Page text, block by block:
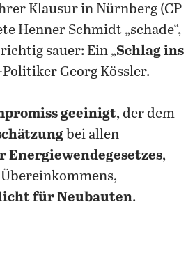
Klausur in Nürnberg (CP
Henner Schmidt „schade“,
sauer: Ein „Schlag ins
Politiker Georg Kössler.
geeinigt, der dem
bei allen
Energiewendegesetzes,
für Neubauten.